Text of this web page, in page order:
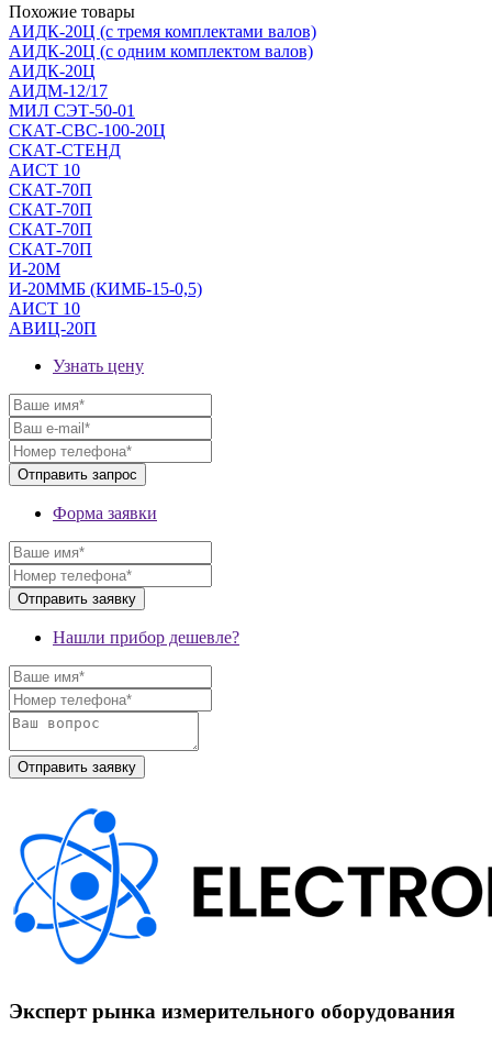
Похожие товары
АИДК-20Ц (с тремя комплектами валов)
АИДК-20Ц (с одним комплектом валов)
АИДК-20Ц
АИДМ-12/17
МИЛ СЭТ-50-01
СКАТ-СВС-100-20Ц
СКАТ-СТЕНД
АИСТ 10
СКАТ-70П
СКАТ-70П
СКАТ-70П
СКАТ-70П
И-20М
И-20ММБ (КИМБ-15-0,5)
АИСТ 10
АВИЦ-20П
Узнать цену
Форма заявки
Нашли прибор дешевле?
Эксперт рынка измерительного оборудования